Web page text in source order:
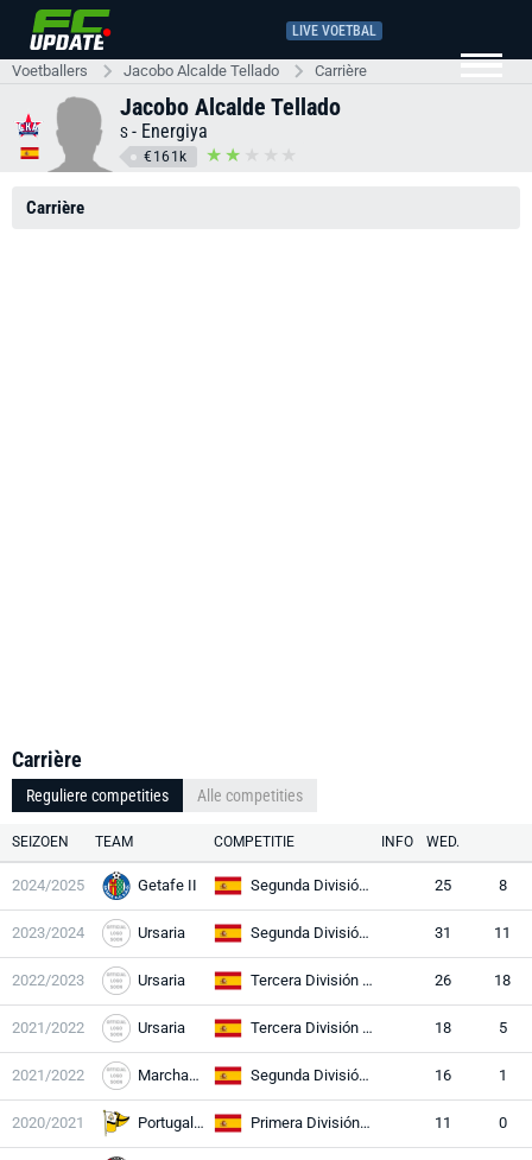
LIVE VOETBAL
Voetballers Jacobo Alcalde Tellado Carrière
Jacobo Alcalde Tellado
S - Energiya
€161k
Carrière
Carrière
Reguliere competities Alle competities
SEIZOEN TEAM COMPETITIE INFO WED.
2024/2025 Getafe II Segunda División RFEF 25 8
2023/2024 Ursaria Segunda División RFEF 31 11
2022/2023 Ursaria Tercera División RFEF 26 18
2021/2022 Ursaria Tercera División RFEF 18 5
2021/2022 Marchamalo Segunda División RFEF 16 1
2020/2021 Portugalete Primera División RFEF 11 0